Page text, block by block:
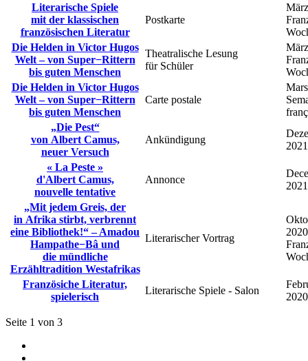
Literarische Spiele
mit der klassischen
französischen Literatur
Postkarte
Die Helden in Victor Hugos
Welt – von Super−Rittern
bis guten Menschen
Theatralische Lesung
für Schüler
Die Helden in Victor Hugos
Welt – von Super−Rittern
bis guten Menschen
Carte postale
„Die Pest“
von Albert Camus,
neuer Versuch
Ankündigung
2021
« La Peste »
d'Albert Camus,
nouvelle tentative
Annonce
2021
„Mit jedem Greis, der
in Afrika stirbt, verbrennt
eine Bibliothek!“ – Amadou
Hampathe−Bâ und
die mündliche
Erzähltradition Westafrikas
Literarischer Vortrag
2020
Französiche Literatur,
spielerisch
Literarische Spiele ‑ Salon
2020
Seite 1 von 3